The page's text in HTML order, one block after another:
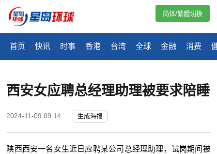
首页 快讯 时事 香港 台湾 全球 金融 消费
简体/繁體切換
西安女应聘总经理助理被要求陪睡
2024-11-09 09:14 生成海报
陕西西安一名女生近日应聘某公司总经理助理，试岗期间被